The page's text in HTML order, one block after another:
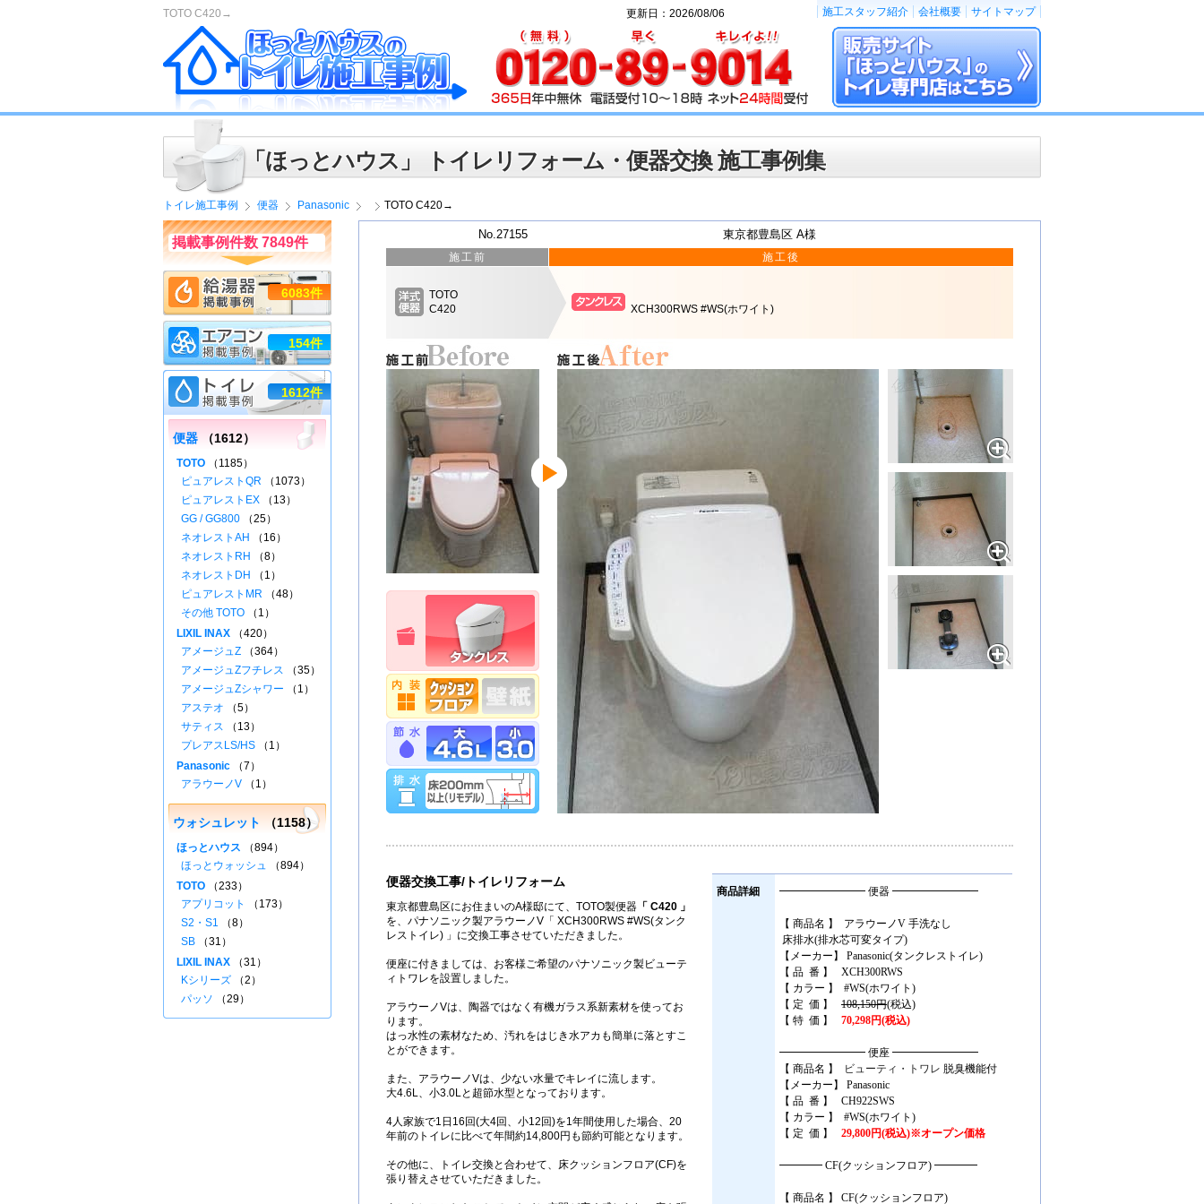
TOTO C420→
「ほっとハウス」 トイレリフォーム・便器交換 施工事例集
トイレ施工事例 便器 Panasonic TOTO C420→
No.27155 東京都豊島区 A様
施工前
TOTO
C420
施工後
XCH300RWS #WS(ホワイト)
便器交換工事/トイレリフォーム
東京都豊島区にお住まいのA様邸にて、TOTO製便器 「 C420 」
を、パナソニック製アラウーノV「 XCH300RWS #WS(タンク
レストイレ) 」に交換工事させていただきました。
便座に付きましては、お客様ご希望のパナソニック製ビューテ
ィトワレを設置しました。
アラウーノVは、陶器ではなく有機ガラス系新素材を使ってお
ります。
はっ水性の素材なため、汚れをはじき水アカも簡単に落とすこ
とができます。
また、アラウーノVは、少ない水量でキレイに流します。
大4.6L、小3.0Lと超節水型となっております。
4人家族で1日16回(大4回、小12回)を1年間使用した場合、20
年前のトイレに比べて年間約14,800円も節約可能となります。
その他に、トイレ交換と合わせて、床クッションフロア(CF)を
張り替えさせていただきました。
商品詳細 ━━━━━━━━ 便器 ━━━━━━━━
【 商品名 】 アラウーノV 手洗なし
床排水(排水芯可変タイプ)
【メーカー】 Panasonic(タンクレストイレ)
【 品 番 】 XCH300RWS
【 カラー 】 #WS(ホワイト)
【 定 価 】 108,150円(税込)
【 特 価 】 70,298円(税込)
━━━━━━━━ 便座 ━━━━━━━━
【 商品名 】
ビューティ・トワレ 脱臭機能付
【メーカー】 Panasonic
【 品 番 】 CH922SWS
【 カラー 】 #WS(ホワイト)
【 定 価 】 29,800円(税込)※オープン価格
━━━━ CF(クッションフロア) ━━━━
【 商品名 】 CF(クッションフロア)
掲載事例件数 7849件
6083件
154件
1612件
便器 （1612）
TOTO （1185）
ピュアレストQR （1073）
ピュアレストEX （13）
GG / GG800 （25）
ネオレストAH
（16）
ネオレストRH
（8）
ネオレストDH
（1）
ピュアレストMR （48）
その他 TOTO （1）
LIXIL INAX （420）
アメージュZ （364）
アメージュZフチレス （35）
アメージュZシャワー （1）
アステオ （5）
サティス （13）
プレアスLS/HS （1）
Panasonic （7）
アラウーノV （1）
ウォシュレット （1158）
ほっとハウス （894）
ほっとウォッシュ （894）
TOTO （233）
アプリコット
（173）
S2・S1 （8）
SB （31）
LIXIL INAX （31）
Kシリーズ （2）
パッソ （29）
更新日：2026/08/06 施工スタッフ紹介 会社概要 サイトマップ